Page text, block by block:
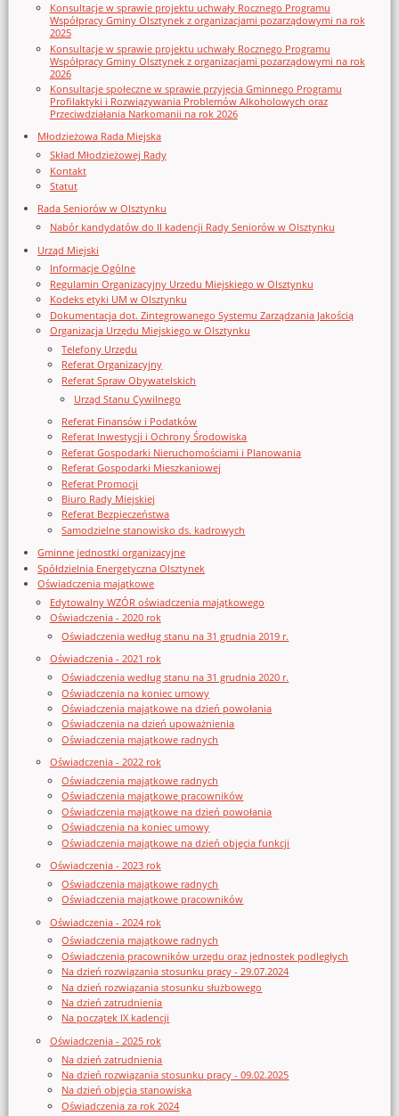
Konsultacje w sprawie projektu uchwały Rocznego Programu
Współpracy Gminy Olsztynek z organizacjami pozarządowymi na rok
2025
Konsultacje w sprawie projektu uchwały Rocznego Programu
Współpracy Gminy Olsztynek z organizacjami pozarządowymi na rok
2026
Konsultacje społeczne w sprawie przyjęcia Gminnego Programu
Profilaktyki i Rozwiązywania Problemów Alkoholowych oraz
Przeciwdziałania Narkomanii na rok 2026
Młodzieżowa Rada Miejska
Skład Młodzieżowej Rady
Kontakt
Statut
Rada Seniorów w Olsztynku
Nabór kandydatów do II kadencji Rady Seniorów w Olsztynku
Urząd Miejski
Informacje Ogólne
Regulamin Organizacyjny Urzedu Miejskiego w Olsztynku
Kodeks etyki UM w Olsztynku
Dokumentacja dot. Zintegrowanego Systemu Zarządzania Jakością
Organizacja Urzędu Miejskiego w Olsztynku
Telefony Urzędu
Referat Organizacyjny
Referat Spraw Obywatelskich
Urząd Stanu Cywilnego
Referat Finansów i Podatków
Referat Inwestycji i Ochrony Środowiska
Referat Gospodarki Nieruchomościami i Planowania
Referat Gospodarki Mieszkaniowej
Referat Promocji
Biuro Rady Miejskiej
Referat Bezpieczeństwa
Samodzielne stanowisko ds. kadrowych
Gminne jednostki organizacyjne
Spółdzielnia Energetyczna Olsztynek
Oświadczenia majątkowe
Edytowalny WZÓR oświadczenia majątkowego
Oświadczenia - 2020 rok
Oświadczenia według stanu na 31 grudnia 2019 r.
Oświadczenia - 2021 rok
Oświadczenia według stanu na 31 grudnia 2020 r.
Oświadczenia na koniec umowy
Oświadczenia majątkowe na dzień powołania
Oświadczenia na dzień upoważnienia
Oświadczenia majątkowe radnych
Oświadczenia - 2022 rok
Oświadczenia majątkowe radnych
Oświadczenia majątkowe pracowników
Oświadczenia majątkowe na dzień powołania
Oświadczenia na koniec umowy
Oświadczenia majątkowe na dzień objęcia funkcji
Oświadczenia - 2023 rok
Oświadczenia majątkowe radnych
Oświadczenia majątkowe pracowników
Oświadczenia - 2024 rok
Oświadczenia majątkowe radnych
Oświadczenia pracowników urzędu oraz jednostek podległych
Na dzień rozwiązania stosunku pracy - 29.07.2024
Na dzień rozwiązania stosunku służbowego
Na dzień zatrudnienia
Na początek IX kadencji
Oświadczenia - 2025 rok
Na dzień zatrudnienia
Na dzień rozwiązania stosunku pracy - 09.02.2025
Na dzień objęcia stanowiska
Oświadczenia za rok 2024